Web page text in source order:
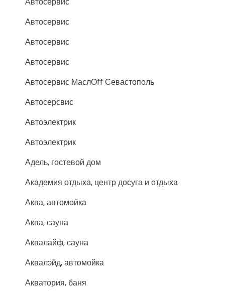
Автосервис
Автосервис
Автосервис
Автосервис МаслОff Севастополь
Автосерсвис
Автоэлектрик
Автоэлектрик
Адель, гостевой дом
Академия отдыха, центр досуга и отдыха
Аква, автомойка
Аква, сауна
Аквалайф, сауна
Аквалэйд, автомойка
Акватория, баня